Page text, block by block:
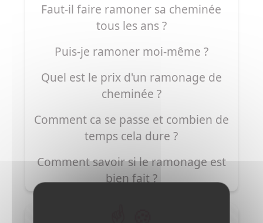
Faut-il faire ramoner sa cheminée
tous les ans ?
Puis-je ramoner moi-même ?
Quel est le prix d'un ramonage de
cheminée ?
Comment ca se passe et combien de
temps cela dure ?
Comment savoir si le ramonage est
bien fait ?